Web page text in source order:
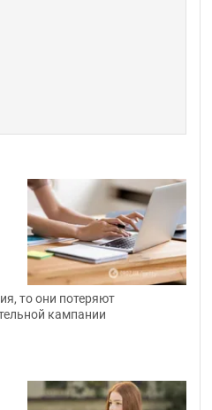
то они потеряют
кампании